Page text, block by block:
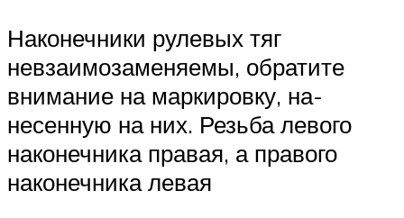
Наконечники рулевых тяг
невзаимозаменя­емы, обратите
внимание на маркировку, на­
несенную на них. Резьба левого
наконечника правая, а право­го
наконечника левая